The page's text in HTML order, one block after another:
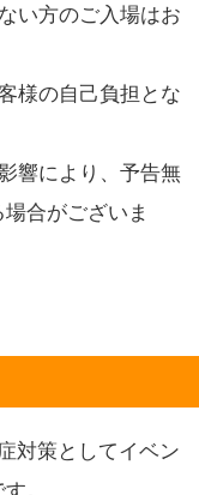
い方のご入場はお
様の自己負担とな
響により、予告無
合がございま
対策としてイベン
。